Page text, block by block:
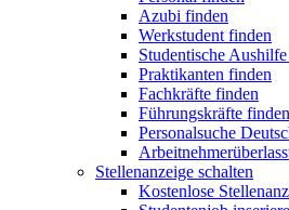
Azubi finden
Werkstudent finden
Studentische
Praktikanten finden
Fachkräfte finden
Führungskräfte finden
Personalsuche
Stellenanzeige schalten
Kostenlose